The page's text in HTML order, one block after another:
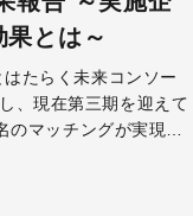
とは～
たらく未来コンソー
、現在第三期を迎えて
マッチングが実現、
を実施した、日本たば